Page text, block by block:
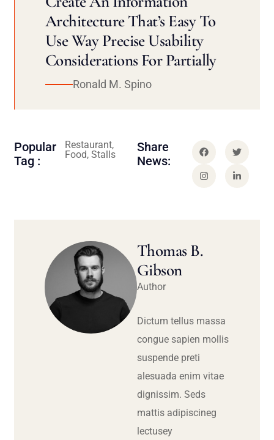
Architecture That’s Easy To
Use Way Precise Usability
Considerations For Partially
Ronald M. Spino
Popular
Tag :
Restaurant,
Food, Stalls
Share
News:
Thomas B.
Gibson
Author
Dictum tellus massa
congue sapien mollis
suspende preti
alesuada enim vitae
dignissim. Seds
mattis adipiscineg
lectusey